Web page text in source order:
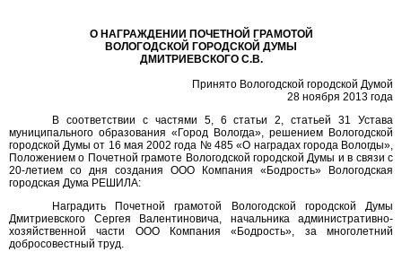
О НАГРАЖДЕНИИ ПОЧЕТНОЙ ГРАМОТОЙ
ВОЛОГОДСКОЙ ГОРОДСКОЙ ДУМЫ
ДМИТРИЕВСКОГО С.В.
Принято Вологодской городской Думой
28 ноября 2013 года
В соответствии с частями 5, 6 статьи 2, статьей 31 Устава
муниципального образования «Город Вологда», решением Вологодской
городской Думы от 16 мая 2002 года № 485 «О наградах города Вологды»,
Положением о Почетной грамоте Вологодской городской Думы и в связи с
20-летием со дня создания ООО Компания «Бодрость» Вологодская
городская Дума РЕШИЛА:
Наградить Почетной грамотой Вологодской городской Думы
Дмитриевского Сергея Валентиновича, начальника административно-
хозяйственной части ООО Компания «Бодрость», за многолетний
добросовестный труд.